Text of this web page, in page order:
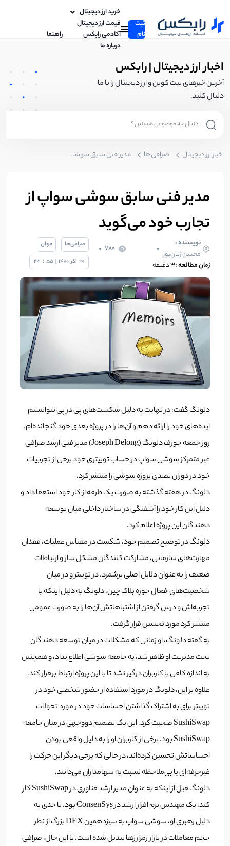
ثبت
نام
خرید ارز دیجیتال
قیمت ارز دیجیتال
آکادمی رابکس
راهنما
درباره ما
اخبار ارز دیجیتال | رابکس
آخرین خبرهای بیت کوین و ارز دیجیتال را با ما
دنبال کنید.
اخبار ارز دیجیتال صرافی‌ها مدیر فنی سابق سوشی سواپ از تجارب خود می‌گوید
مدیر فنی سابق سوشی سواپ از
تجارب خود می‌گوید
نویسنده :
محسن ژیان‌پور
780
زمان مطالعه :۳ دقیقه
صرافی‌ها
جهان
20 آذر 1400
|
55
:
23
دلونگ گفت: در نهایت به دلیل شکست‌های پی در پی نتوانستم
ایده‌های خود را ارائه دهم و آن‌ها را در پروژه بعدی خود گنجانده‌ام.
روز جمعه جوزف دلونگ (Joseph Delong) مدیر فنی ارشد صرافی
غیر متمرکز سوشی سواپ در حساب توییتری خود برخی از تجربیات
خود در دوران تصدی پروژه سوشی را منتشر کرد.
دلونگ در هفته گذشته به صورت یک طرفه از کار خود استعفا داد و
دلیل این کار خود را آشفتگی در ساختار داخلی میان توسعه
دهندگان این پروژه اعلام کرد.
دلونگ در توضیح تصمیم خود، شکست در مقیاس عملیات، فقدان
مهارت‌های سازمانی، مشارکت کنندگان مشکل ساز و ارتباطات
ضعیف را به عنوان دلایل اصلی برشمرد. در توییتر و در میان
شخصیت‌های فعال حوزه بلاک چین، دلونگ به دلیل اینکه با
تجربه‌اش و درس گرفتن از اشتباهاتش آن‌ها را به صورت عمومی
منتشر کرد مورد تحسین قرار گرفت.
به گفته دلونگ، او زمانی که مشکلات در میان توسعه دهندگان
تحت مدیریت او ظاهر شد، به جامعه سوشی اطلاع نداد، و همچنین
به اندازه کافی با کاربران درگیر نشد تا با این پروژه ارتباط برقرار کند.
علاوه بر این، دلونگ در مورد استفاده از حضور شخصی خود در
توییتر برای به اشتراک گذاشتن احساسات خود در مورد تحولات
SushiSwap صحبت کرد. این یک تصمیم دووجهی در میان جامعه
SushiSwap بود. برخی از کاربران او را به دلیل واقعی بودن
احساساتش تحسین کرده‌اند، در حالی که برخی دیگر این حرکت را
غیرحرفه‌ای یا بی‌ملاحظه نسبت به سهامداران می‌دانند.
دلونگ قبل از اینکه به عنوان مدیر ارشد فناوری در SushiSwap کار
کند، یک مهندس نرم افزار ارشد در ConsenSys بود. تا حدی به
دلیل رهبری او، سوشی سواپ به سیزدهمین DEX بزرگ از نظر
حجم معاملات ذر بازار رمزارزها تبدیل شده است. با این حال، صرافی